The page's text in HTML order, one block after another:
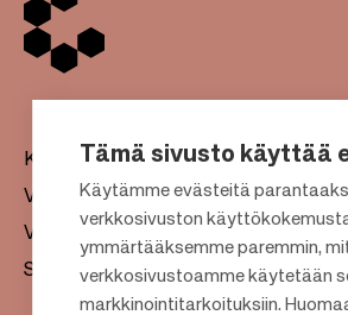
o
Kauppakeskukset
Vuokraus
Vastuullisuus
Sijoittajat
Tämä sivusto käyttää
Käytämme evästeitä
verkkosivuston
ymmärtääksemme paremmin,
verkkosivustoamme käytetään
markkinointitarkoituksiin.